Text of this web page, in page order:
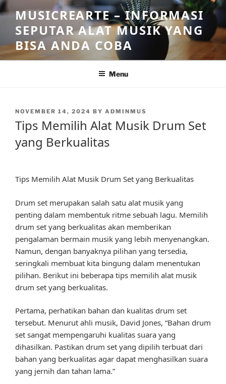
Skip
to
content
MUSICREARTE – INFORMASI
SEPUTAR ALAT MUSIK YANG
BISA ANDA COBA
Menu
POSTED
ON
NOVEMBER 14, 2024 BY ADMINMUS
Tips Memilih Alat Musik Drum Set
yang Berkualitas
Tips Memilih Alat Musik Drum Set yang Berkualitas
Drum set merupakan salah satu alat musik yang
penting dalam membentuk ritme sebuah lagu. Memilih
drum set yang berkualitas akan memberikan
pengalaman bermain musik yang lebih menyenangkan.
Namun, dengan banyaknya pilihan yang tersedia,
seringkali membuat kita bingung dalam menentukan
pilihan. Berikut ini beberapa tips memilih alat musik
drum set yang berkualitas.
Pertama, perhatikan bahan dan kualitas drum set
tersebut. Menurut ahli musik, David Jones, “Bahan drum
set sangat mempengaruhi kualitas suara yang
dihasilkan. Pastikan drum set yang dipilih terbuat dari
bahan yang berkualitas agar dapat menghasilkan suara
yang jernih dan tahan lama.”